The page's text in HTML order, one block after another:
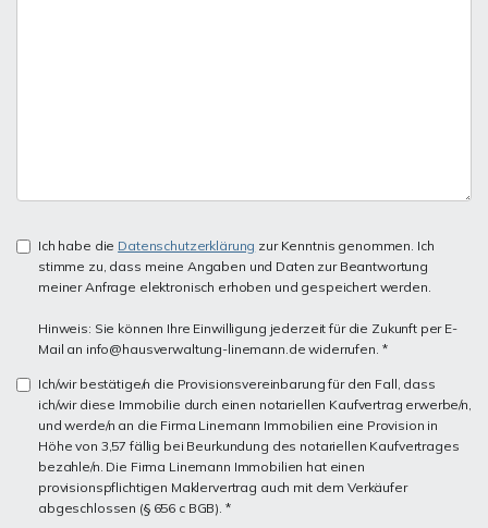
Ich habe die Datenschutzerklärung zur Kenntnis genommen. Ich
stimme zu, dass meine Angaben und Daten zur Beantwortung
meiner Anfrage elektronisch erhoben und gespeichert werden.
Hinweis: Sie können Ihre Einwilligung jederzeit für die Zukunft per E-
Mail an info@hausverwaltung-linemann.de widerrufen. *
Ich/wir bestätige/n die Provisionsvereinbarung für den Fall, dass
ich/wir diese Immobilie durch einen notariellen Kaufvertrag erwerbe/n,
und werde/n an die Firma Linemann Immobilien eine Provision in
Höhe von 3,57 fällig bei Beurkundung des notariellen Kaufvertrages
bezahle/n. Die Firma Linemann Immobilien hat einen
provisionspflichtigen Maklervertrag auch mit dem Verkäufer
abgeschlossen (§ 656 c BGB). *